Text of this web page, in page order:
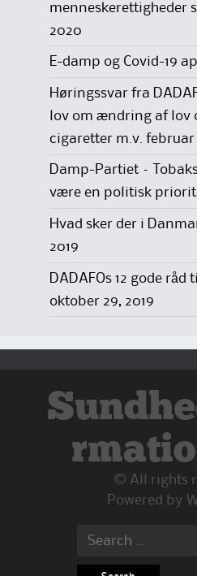
menneskerettigheder
2020
E-damp og Covid-19
Høringssvar fra
lov om ændring af lov
cigaretter m.v. februar
Damp-Partiet –
være en politisk
Hvad sker der i
2019
DADAFOs 12 gode
oktober 29, 2019
© All rights
Powered by
Search